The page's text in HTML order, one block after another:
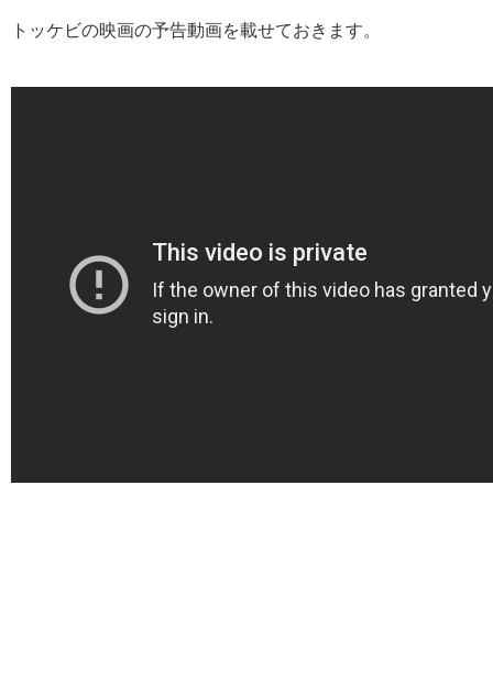
トッケビの映画の予告動画を載せておきます。